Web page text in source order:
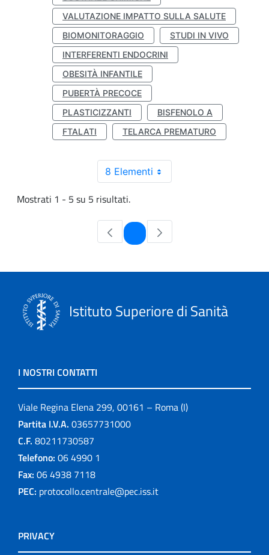
VALUTAZIONE IMPATTO SULLA SALUTE
BIOMONITORAGGIO
STUDI IN VIVO
INTERFERENTI ENDOCRINI
OBESITÀ INFANTILE
PUBERTÀ PRECOCE
PLASTICIZZANTI
BISFENOLO A
FTALATI
TELARCA PREMATURO
8 Elementi
Mostrati 1 - 5 su 5 risultati.
Pagina
Istituto Superiore di Sanità
I NOSTRI CONTATTI
Viale Regina Elena 299, 00161 – Roma (I)
Partita I.V.A. 03657731000
C.F. 80211730587
Telefono: 06 4990 1
Fax: 06 4938 7118
PEC: protocollo.centrale@pec.iss.it
PRIVACY